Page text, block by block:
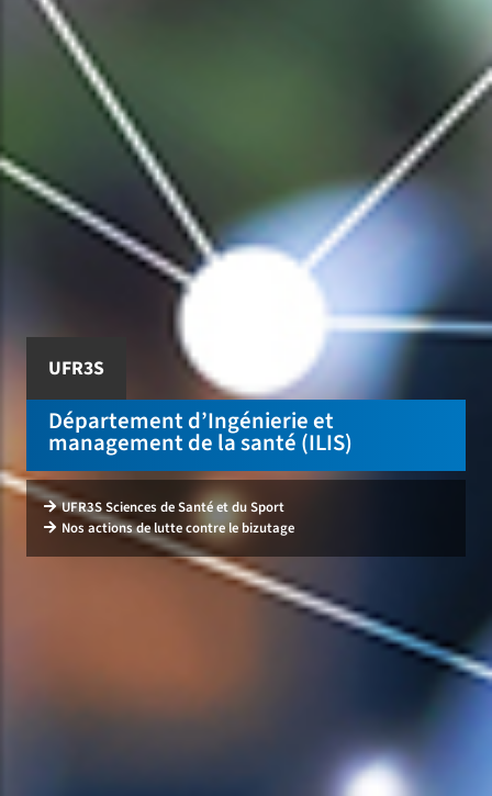
UFR3S
Département d’Ingénierie et
management de la santé (ILIS)
UFR3S Sciences de Santé et du Sport
Nos actions de lutte contre le bizutage